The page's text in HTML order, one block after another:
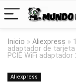
Inicio » Aliexpress »
adaptador de
PCIE WiFi
Aliexpress